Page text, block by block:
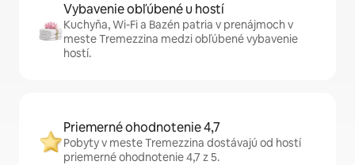
Vybavenie obľúbené u hostí
Kuchyňa, Wi-Fi a Bazén patria v prenájmoch v
meste Tremezzina medzi obľúbené vybavenie
hostí.
Priemerné ohodnotenie 4,7
Pobyty v meste Tremezzina dostávajú od hostí
priemerné ohodnotenie 4,7 z 5.